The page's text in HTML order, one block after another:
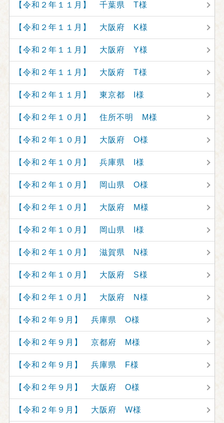
【令和２年１１月】 千葉県 T様
【令和２年１１月】 大阪府 K様
【令和２年１１月】 大阪府 Y様
【令和２年１１月】 大阪府 T様
【令和２年１１月】 東京都 I様
【令和２年１０月】 住所不明 M様
【令和２年１０月】 大阪府 O様
【令和２年１０月】 兵庫県 I様
【令和２年１０月】 岡山県 O様
【令和２年１０月】 大阪府 M様
【令和２年１０月】 岡山県 I様
【令和２年１０月】 滋賀県 N様
【令和２年１０月】 大阪府 S様
【令和２年１０月】 大阪府 N様
【令和２年９月】 兵庫県 O様
【令和２年９月】 京都府 M様
【令和２年９月】 兵庫県 F様
【令和２年９月】 大阪府 O様
【令和２年９月】 大阪府 W様